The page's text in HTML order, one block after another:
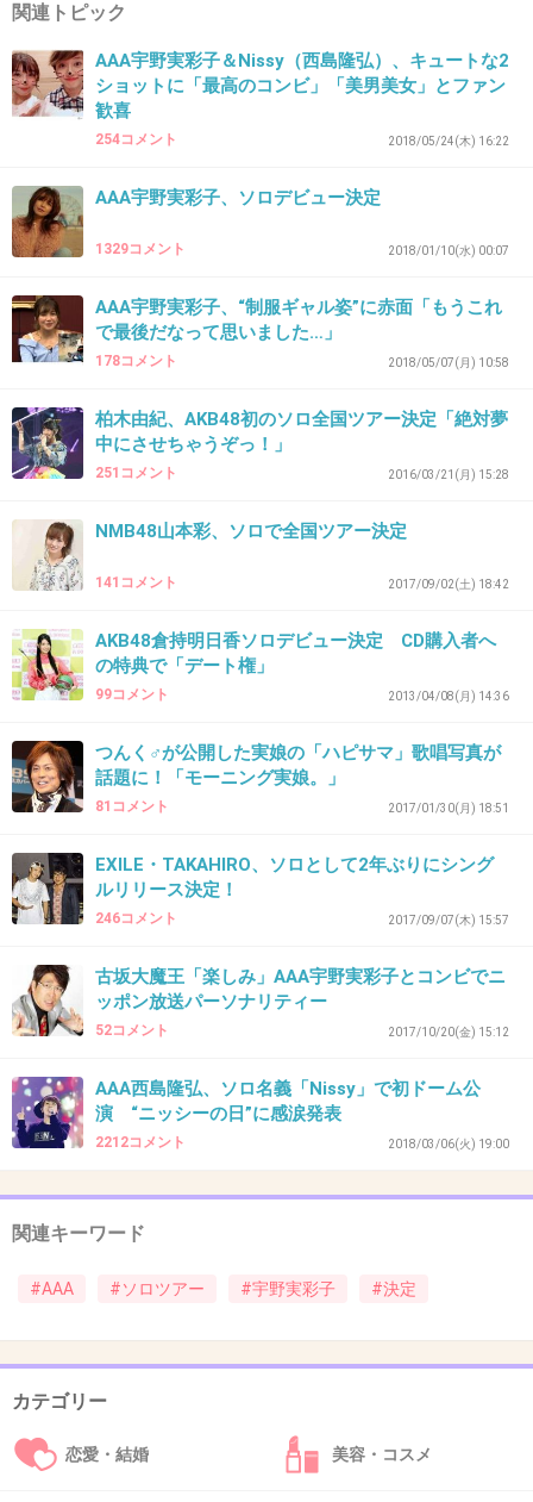
+59
43. 匿名 2018/07/16(月) 18:23:29
昔は可愛かったよね
ニチャニチャした歌い方が苦手
-20
45. 匿名2018/07/16(月) 18:35:02
46. 匿名2018/07/16(月) 18:36:39
ほんとにガル民は女に厳しいよね
人来るの？集客力ある？
-17
48. 匿名2018/07/16(月) 18:41:24
おめでとう！
千晃が急に辞めて中止になってしまって残念だ
て本当によかった！
関連トピック
AAA宇野実彩子＆Nissy（西島隆弘）、キュートな2
ショットに「最高のコンビ」「美男美女」とファン
歓喜
254コメント 2018/05/24(木) 16:22
AAA宇野実彩子、ソロデビュー決定
1329コメント 2018/01/10(水) 00:07
AAA宇野実彩子、“制服ギャル姿”に赤面「もうこれ
で最後だなって思いました…」
178コメント 2018/05/07(月) 10:58
柏木由紀、AKB48初のソロ全国ツアー決定「絶対夢
中にさせちゃうぞっ！」
251コメント 2016/03/21(月) 15:28
NMB48山本彩、ソロで全国ツアー決定
141コメント 2017/09/02(土) 18:42
AKB48倉持明日香ソロデビュー決定 CD購入者へ
の特典で「デート権」
99コメント 2013/04/08(月) 14:36
つんく♂が公開した実娘の「ハピサマ」歌唱写真が
話題に！「モーニング実娘。」
81コメント 2017/01/30(月) 18:51
EXILE・TAKAHIRO、ソロとして2年ぶりにシング
ルリリース決定！
246コメント 2017/09/07(木) 15:57
古坂大魔王「楽しみ」AAA宇野実彩子とコンビでニ
ッポン放送パーソナリティー
52コメント 2017/10/20(金) 15:12
AAA西島隆弘、ソロ名義「Nissy」で初ドーム公
演 “ニッシーの日”に感涙発表
2212コメント 2018/03/06(火) 19:00
関連キーワード
#AAA #ソロツアー #宇野実彩子 #決定
カテゴリー
恋愛・結婚 美容・コスメ